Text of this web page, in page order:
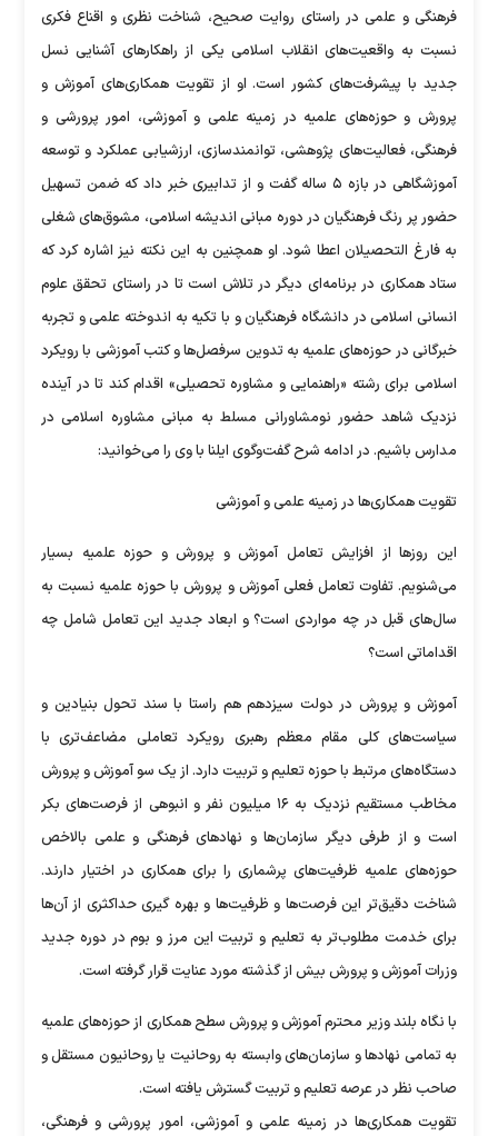
فرهنگی و علمی در راستای روایت صحیح، شناخت نظری و اقناع فکری
نسبت به واقعیت‌های انقلاب اسلامی یکی از راهکار‌های آشنایی نسل
جدید با پیشرفت‌های کشور است. او از تقویت همکاری‌های آموزش و
پرورش و حوزه‌های علمیه در زمینه علمی و آموزشی، امور پرورشی و
فرهنگی، فعالیت‌های پژوهشی، توانمندسازی، ارزشیابی عملکرد و توسعه
آموزشگاهی در بازه ۵ ساله گفت و از تدابیری خبر داد که ضمن تسهیل
حضور پر رنگ فرهنگیان در دوره مبانی اندیشه اسلامی، مشوق‌های شغلی
به فارغ التحصیلان اعطا شود. او همچنین به این نکته نیز اشاره کرد که
ستاد همکاری در برنامه‌ای دیگر در تلاش است تا در راستای تحقق علوم
انسانی اسلامی در دانشگاه فرهنگیان و با تکیه به اندوخته علمی و تجربه
خبرگانی در حوزه‌های علمیه به تدوین سرفصل‌ها و کتب آموزشی با رویکرد
اسلامی برای رشته «راهنمایی و مشاوره تحصیلی» اقدام کند تا در آینده
نزدیک شاهد حضور نومشاورانی مسلط به مبانی مشاوره اسلامی در
مدارس باشیم. در ادامه شرح گفت‌وگوی ایلنا با وی را می‌خوانید:
تقویت همکاری‌ها در زمینه علمی و آموزشی
این روز‌ها از افزایش تعامل آموزش و پرورش و حوزه علمیه بسیار
می‌شنویم. تفاوت تعامل فعلی آموزش و پرورش با حوزه علمیه نسبت به
سال‌های قبل در چه مواردی است؟ و ابعاد جدید این تعامل شامل چه
اقداماتی است؟
آموزش و پرورش در دولت سیزدهم هم راستا با سند تحول بنیادین و
سیاست‌های کلی مقام معظم رهبری رویکرد تعاملی مضاعف‌تری با
دستگاه‌های مرتبط با حوزه تعلیم و تربیت دارد. از یک سو آموزش و پرورش
مخاطب مستقیم نزدیک به ۱۶ میلیون نفر و انبوهی از فرصت‌های بکر
است و از طرفی دیگر سازمان‌ها و نهاد‌های فرهنگی و علمی بالاخص
حوزه‌های علمیه ظرفیت‌های پرشماری را برای همکاری در اختیار دارند.
شناخت دقیق‌تر این فرصت‌ها و ظرفیت‌ها و بهره گیری حداکثری از آن‌ها
برای خدمت مطلوب‌تر به تعلیم و تربیت این مرز و بوم در دوره جدید
وزرات آموزش و پرورش بیش از گذشته مورد عنایت قرار گرفته است.
با نگاه بلند وزیر محترم آموزش و پرورش سطح همکاری از حوزه‌های علمیه
به تمامی نهاد‌ها و سازمان‌های وابسته به روحانیت یا روحانیون مستقل و
صاحب نظر در عرصه تعلیم و تربیت گسترش یافته است.
تقویت همکاری‌ها در زمینه علمی و آموزشی، امور پرورشی و فرهنگی،